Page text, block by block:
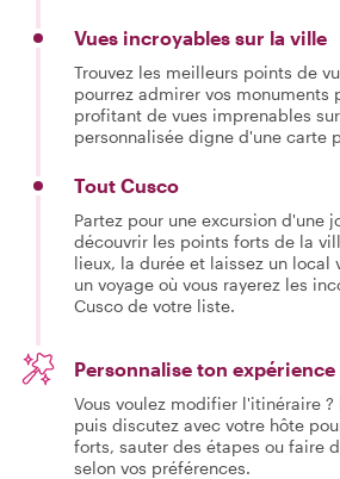
Vues incroyables sur la ville
Trouvez les meilleurs points de
pourrez admirer vos monuments
profitant de vues imprenables
personnalisée digne d'une carte
Tout Cusco
Partez pour une excursion d'une
découvrir les points forts de la
lieux, la durée et laissez un local
un voyage où vous rayerez les
Cusco de votre liste.
Personnalise ton expérience
Vous voulez modifier l'itinéraire ?
puis discutez avec votre hôte
forts, sauter des étapes ou faire
selon vos préférences.